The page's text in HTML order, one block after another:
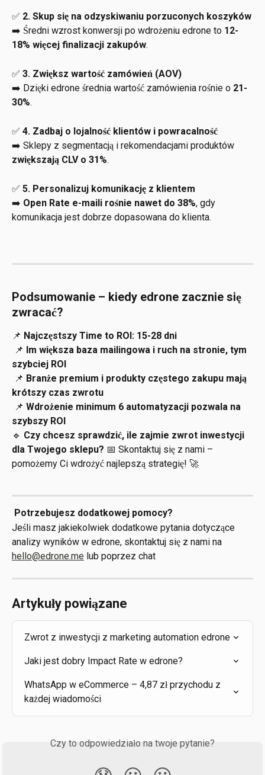
✅ 2. Skup się na odzyskiwaniu porzuconych koszyków
➡️ Średni wzrost konwersji po wdrożeniu edrone to 12-
18% więcej finalizacji zakupów.
✅ 3. Zwiększ wartość zamówień (AOV)
➡️ Dzięki edrone średnia wartość zamówienia rośnie o 21-
30%.
✅ 4. Zadbaj o lojalność klientów i powracalność
➡️ Sklepy z segmentacją i rekomendacjami produktów
zwiększają CLV o 31%.
✅ 5. Personalizuj komunikację z klientem
➡️ Open Rate e-maili rośnie nawet do 38%, gdy
komunikacja jest dobrze dopasowana do klienta.
Podsumowanie – kiedy edrone zacznie się
zwracać?
📌 Najczęstszy Time to ROI: 15-28 dni
📌 Im większa baza mailingowa i ruch na stronie, tym
szybciej ROI
📌 Branże premium i produkty częstego zakupu mają
krótszy czas zwrotu
📌 Wdrożenie minimum 6 automatyzacji pozwala na
szybszy ROI
🔹 Czy chcesz sprawdzić, ile zajmie zwrot inwestycji
dla Twojego sklepu? 📅 Skontaktuj się z nami –
pomożemy Ci wdrożyć najlepszą strategię! 🚀
Potrzebujesz dodatkowej pomocy?
Jeśli masz jakiekolwiek dodatkowe pytania dotyczące
analizy wyników w edrone, skontaktuj się z nami na
hello@edrone.me lub poprzez chat
Artykuły powiązane
Zwrot z inwestycji z marketing automation edrone
Jaki jest dobry Impact Rate w edrone?
WhatsApp w eCommerce – 4,87 zł przychodu z
każdej wiadomości
Czy to odpowiedziało na twoje pytanie?